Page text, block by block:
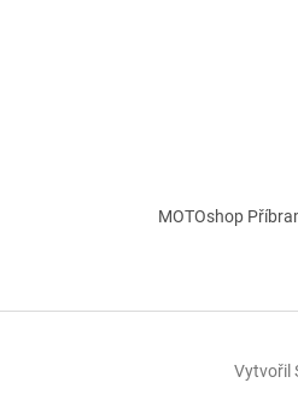
MOTOshop
Vytvořil